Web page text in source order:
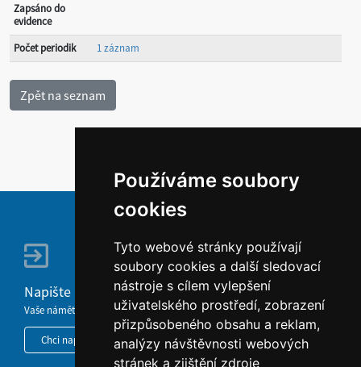
Používáme soubory
cookies
Tyto webové stránky používají
soubory cookies a další sledovací
nástroje s cílem vylepšení
uživatelského prostředí, zobrazení
přizpůsobeného obsahu a reklam,
analýzy návštěvnosti webových
stránek a zjištění zdroje
Zapsáno do
evidence
Počet periodik
1 záznam
Napište nám
Vaše náměty, komentáře, připomínky a dotazy nezůstanou bez odezvy.
Chci napsat MKČR